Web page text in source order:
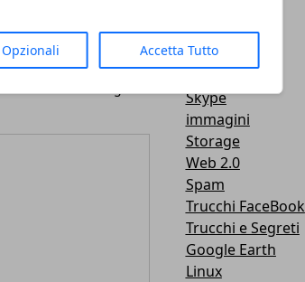
Accetta Tutto
Articolo Successivo
320mila unità
3D
Messenger
Skype
immagini
Storage
Web 2.0
Spam
Trucchi FaceBook
Trucchi e Segreti
Google Earth
Linux